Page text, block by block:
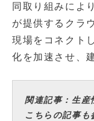
同取り組みによ
が提供するクラ
現場をコネクト
化を加速させ、
関連記事：生産
こちらの記事も